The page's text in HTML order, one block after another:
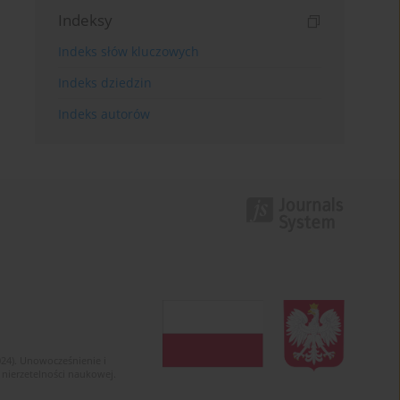
Indeksy
Indeks słów kluczowych
Indeks dziedzin
Indeks autorów